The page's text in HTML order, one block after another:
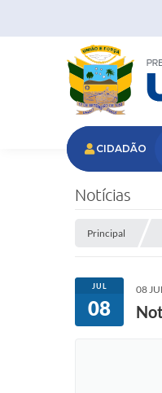
CIDADÃO
Notícias
Principal
JUL
08
08